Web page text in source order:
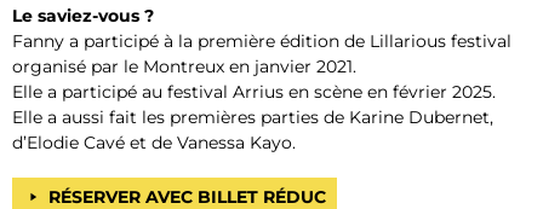
Le saviez-vous ?
Fanny a participé à la première édition de Lillarious festival
organisé par le Montreux en janvier 2021.
Elle a participé au festival Arrius en scène en février 2025.
Elle a aussi fait les premières parties de Karine Dubernet,
d’Elodie Cavé et de Vanessa Kayo.
RÉSERVER AVEC BILLET RÉDUC